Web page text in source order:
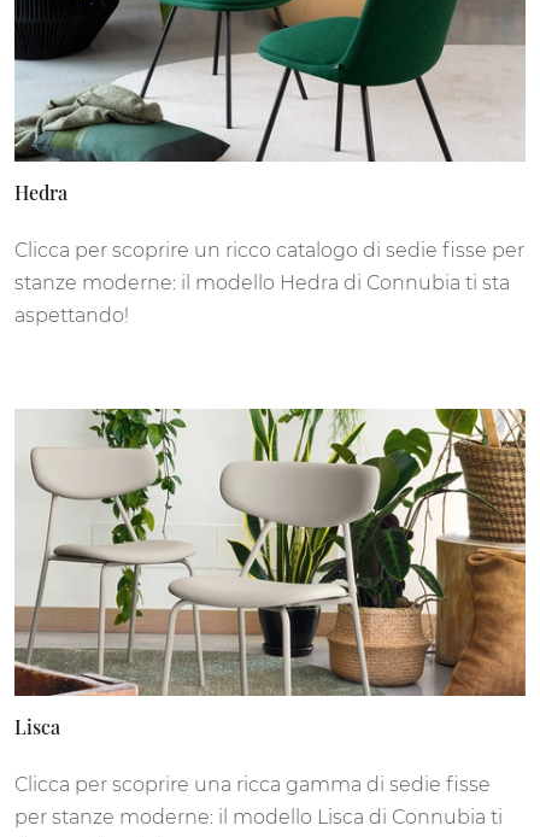
Hedra
Clicca per scoprire un ricco catalogo di sedie fisse per
stanze moderne: il modello Hedra di Connubia ti sta
aspettando!
Lisca
Clicca per scoprire una ricca gamma di sedie fisse
per stanze moderne: il modello Lisca di Connubia ti